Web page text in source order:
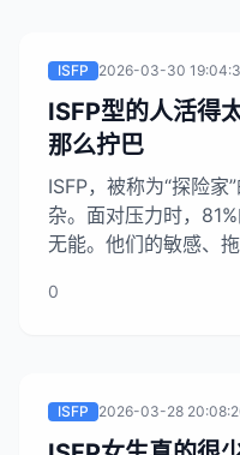
ISFP 2026-03-30
ISFP型的人活得
那么拧巴
ISFP，被称为“探险家
杂。面对压力时，
无能。他们的敏感、
的美感有着执着追求
0
ISFP 2026-03-28